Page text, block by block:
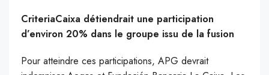
CriteriaCaixa détiendrait une participation
d’environ 20% dans le groupe issu de la fusion
Pour atteindre ces participations, APG devrait